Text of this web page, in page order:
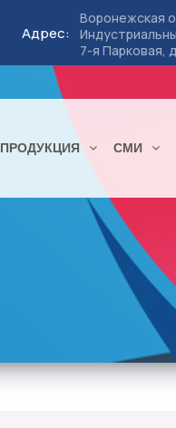
Адрес:
Воронежская
7-я Парковая,
ПРОДУКЦИЯ СМИ